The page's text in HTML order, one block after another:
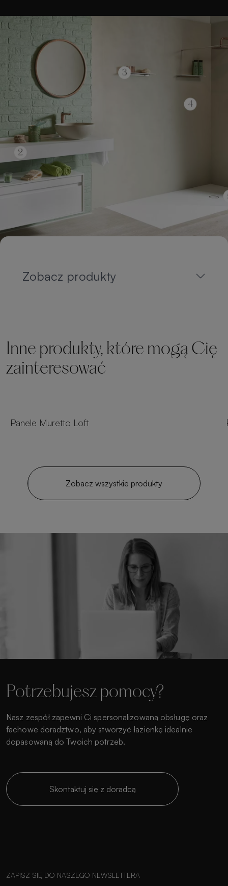
Zobacz produkty
Inne produkty, które mogą Cię
zainteresować
Panele Muretto Loft
Zobacz wszystkie produkty
Potrzebujesz pomocy?
Nasz zespół zapewni Ci spersonalizowaną obsługę oraz
fachowe doradztwo, aby stworzyć łazienkę idealnie
dopasowaną do Twoich potrzeb.
Skontaktuj się z doradcą
ZAPISZ SIĘ DO NASZEGO NEWSLETTERA